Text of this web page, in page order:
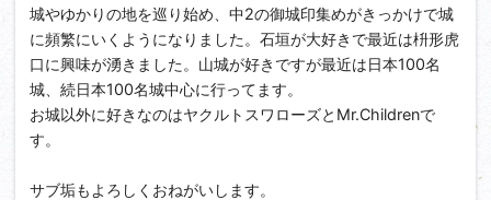
城やゆかりの地を巡り始め、中2の御城印集めがきっかけで城
に頻繁にいくようになりました。石垣が大好きで最近は枡形虎
口に興味が湧きました。山城が好きですが最近は日本100名
城、続日本100名城中心に行ってます。
お城以外に好きなのはヤクルトスワローズとMr.Childrenで
す。
サブ垢もよろしくおねがいします。